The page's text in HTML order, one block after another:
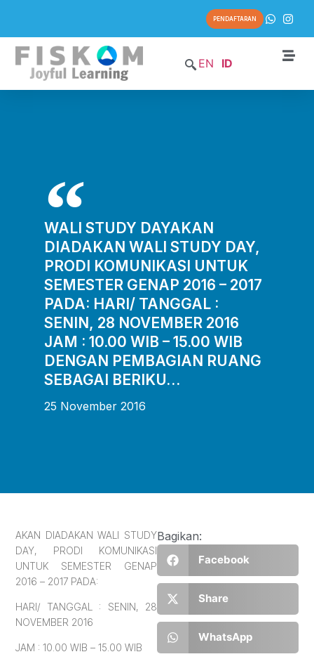
PENDAFTARAN
EN ID
WALI STUDY DAYAKAN
DIADAKAN WALI STUDY DAY,
PRODI KOMUNIKASI UNTUK
SEMESTER GENAP 2016 – 2017
PADA: HARI/ TANGGAL :
SENIN, 28 NOVEMBER 2016
JAM : 10.00 WIB – 15.00 WIB
DENGAN PEMBAGIAN RUANG
SEBAGAI BERIKU…
25 November 2016
AKAN DIADAKAN WALI STUDY
DAY, PRODI KOMUNIKASI
UNTUK SEMESTER GENAP
2016 – 2017 PADA:
HARI/ TANGGAL : SENIN, 28
NOVEMBER 2016
JAM : 10.00 WIB – 15.00 WIB
Bagikan:
Facebook
Share
WhatsApp